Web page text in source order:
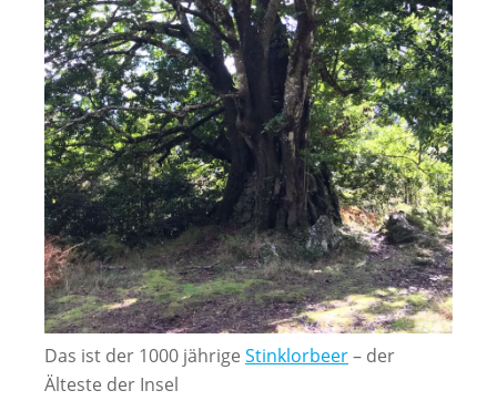
Das ist der 1000 jährige Stinklorbeer– der
Älteste der Insel